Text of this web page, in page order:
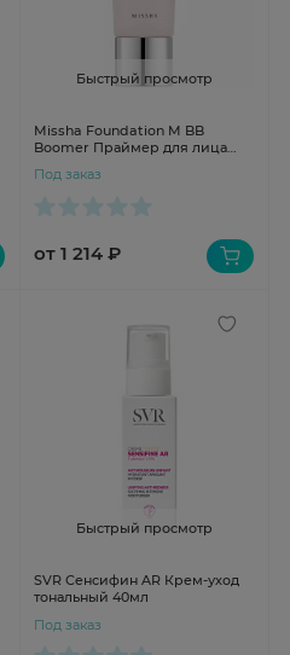
Быстрый просмотр
Missha Foundation M BB
Boomer Праймер для лица
Под заказ
от 1 214 ₽
Быстрый просмотр
SVR Сенсифин AR Крем-уход
тональный 40мл
Под заказ